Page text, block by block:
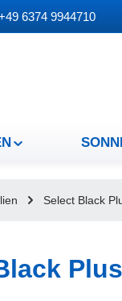
springen
6374 9944710
Select Black